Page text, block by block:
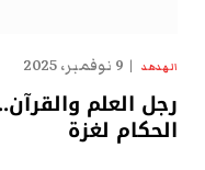
الهدهد 9 نوفمبر، 2025
رجل العلم
الحكام لغزة